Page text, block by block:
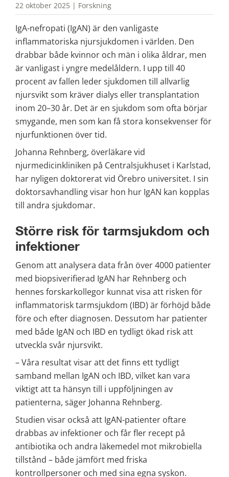
22 oktober 2025 | Forskning
IgA-nefropati (IgAN) är den vanligaste
inflammatoriska njursjukdomen i världen. Den
drabbar både kvinnor och män i olika åldrar, men
är vanligast i yngre medelåldern. I upp till 40
procent av fallen leder sjukdomen till allvarlig
njursvikt som kräver dialys eller transplantation
inom 20–30 år. Det är en sjukdom som ofta börjar
smygande, men som kan få stora konsekvenser för
njurfunktionen över tid.
Johanna Rehnberg, överläkare vid
njurmedicinkliniken på Centralsjukhuset i Karlstad,
har nyligen doktorerat vid Örebro universitet. I sin
doktorsavhandling visar hon hur IgAN kan kopplas
till andra sjukdomar.
Större risk för tarmsjukdom och
infektioner
Genom att analysera data från över 4000 patienter
med biopsiverifierad IgAN har Rehnberg och
hennes forskarkollegor kunnat visa att risken för
inflammatorisk tarmsjukdom (IBD) är förhöjd både
före och efter diagnosen. Dessutom har patienter
med både IgAN och IBD en tydligt ökad risk att
utveckla svår njursvikt.
– Våra resultat visar att det finns ett tydligt
samband mellan IgAN och IBD, vilket kan vara
viktigt att ta hänsyn till i uppföljningen av
patienterna, säger Johanna Rehnberg.
Studien visar också att IgAN-patienter oftare
drabbas av infektioner och får fler recept på
antibiotika och andra läkemedel mot mikrobiella
tillstånd – både jämfört med friska
kontrollpersoner och med sina egna syskon.